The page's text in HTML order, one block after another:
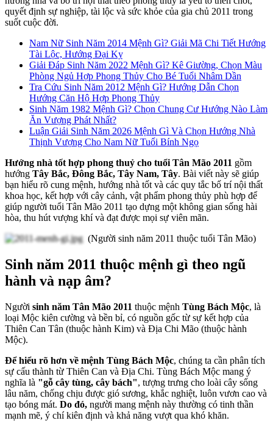
quyết định sự nghiệp, tài lộc và sức khỏe của gia chủ 2011 trong
suốt cuộc đời.
Nam Nữ Sinh Năm 2014 Mệnh Gì? Giải Mã Chi Tiết Hướng
Tài Lộc, Hướng Đại Kỵ
Giải Đáp Sinh Năm 2022 Mệnh Gì? Kê Giường, Chọn Màu
Phòng Ngủ Hợp Phong Thủy Cho Bé Tuổi Nhâm Dần
Tra Cứu Sinh Năm 2012 Mệnh Gì? Hướng Dẫn Chọn
Hướng Căn Hộ Hợp Phong Thủy
Sinh Năm 1982 Mệnh Gì? Chọn Chung Cư Hướng Nào Làm
Ăn Vượng Phát Nhất?
Luận Giải Sinh Năm 2026 Mệnh Gì Và Chọn Hướng Nhà
Thịnh Vượng Cho Nam Nữ Tuổi Bính Ngọ
Hướng nhà tốt hợp phong thuỷ cho tuổi Tân Mão 2011 gồm
hướng Tây Bắc, Đông Bắc, Tây Nam, Tây. Bài viết này sẽ giúp
bạn hiểu rõ cung mệnh, hướng nhà tốt và các quy tắc bố trí nội thất
khoa học, kết hợp với cây cảnh, vật phẩm phong thủy phù hợp để
giúp người tuổi Tân Mão 2011 tạo dựng một không gian sống hài
hòa, thu hút vượng khí và đạt được mọi sự viên mãn.
(Người sinh năm 2011 thuộc tuổi Tân Mão)
Sinh năm 2011 thuộc mệnh gì theo ngũ
hành và nạp âm?
Người sinh năm Tân Mão 2011 thuộc mệnh Tùng Bách Mộc, là
loại Mộc kiên cường và bền bỉ, có nguồn gốc từ sự kết hợp của
Thiên Can Tân (thuộc hành Kim) và Địa Chi Mão (thuộc hành
Mộc).
Để hiểu rõ hơn về mệnh Tùng Bách Mộc, chúng ta cần phân tích
sự cấu thành từ Thiên Can và Địa Chi. Tùng Bách Mộc mang ý
nghĩa là "gỗ cây tùng, cây bách", tượng trưng cho loài cây sống
lâu năm, chống chịu được gió sương, khắc nghiệt, luôn vươn cao và
tạo bóng mát. Do đó, người mang mệnh này thường có tinh thần
mạnh mẽ, ý chí kiên định và khả năng vượt qua khó khăn.